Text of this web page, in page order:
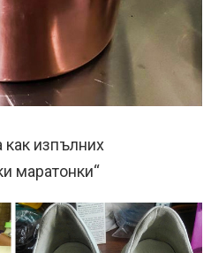
как изпълних
маратонки“